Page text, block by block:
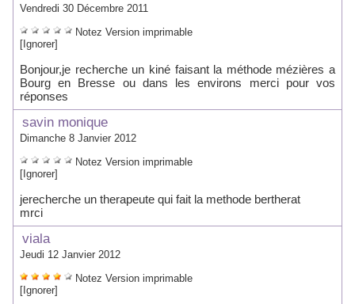
Vendredi 30 Décembre 2011
Notez Version imprimable
[Ignorer]
Bonjour,je recherche un kiné faisant la méthode mézières a
Bourg en Bresse ou dans les environs merci pour vos
réponses
savin monique
Dimanche 8 Janvier 2012
Notez Version imprimable
[Ignorer]
jerecherche un therapeute qui fait la methode bertherat
mrci
viala
Jeudi 12 Janvier 2012
Notez Version imprimable
[Ignorer]